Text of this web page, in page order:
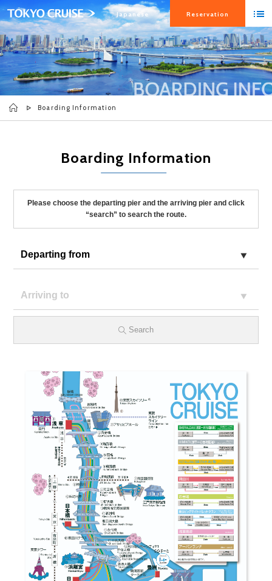
Japanese Reservation
Boarding Information
Boarding Information
Please choose the departing pier and the arriving pier and click
“search” to search the route.
Search
Pier Location